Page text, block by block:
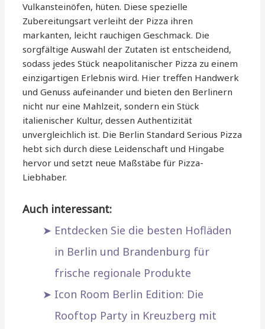
Vulkansteinöfen, hüten. Diese spezielle
Zubereitungsart verleiht der Pizza ihren
markanten, leicht rauchigen Geschmack. Die
sorgfältige Auswahl der Zutaten ist entscheidend,
sodass jedes Stück neapolitanischer Pizza zu einem
einzigartigen Erlebnis wird. Hier treffen Handwerk
und Genuss aufeinander und bieten den Berlinern
nicht nur eine Mahlzeit, sondern ein Stück
italienischer Kultur, dessen Authentizität
unvergleichlich ist. Die Berlin Standard Serious Pizza
hebt sich durch diese Leidenschaft und Hingabe
hervor und setzt neue Maßstäbe für Pizza-
Liebhaber.
Auch interessant:
Entdecken Sie die besten Hofläden
in Berlin und Brandenburg für
frische regionale Produkte
Icon Room Berlin Edition: Die
Rooftop Party in Kreuzberg mit